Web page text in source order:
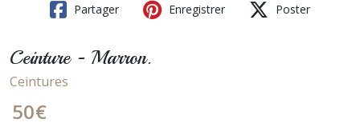
Partager Enregistrer Poster
Ceinture - Marron.
Ceintures
50€